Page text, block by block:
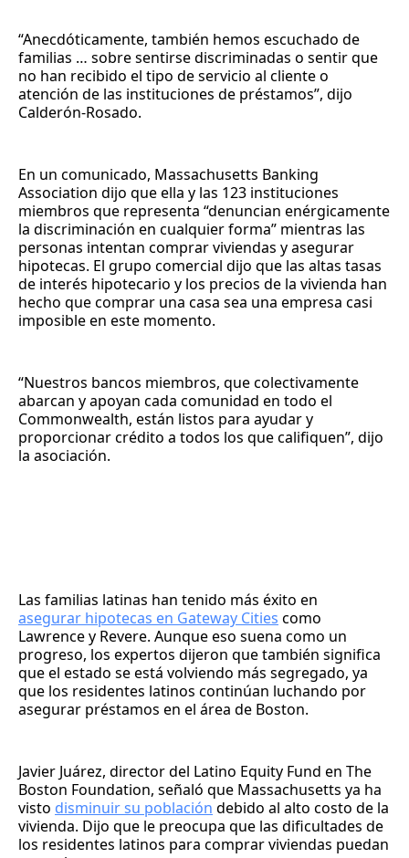
“Anecdóticamente, también hemos escuchado de
familias … sobre sentirse discriminadas o sentir que
no han recibido el tipo de servicio al cliente o
atención de las instituciones de préstamos”, dijo
Calderón-Rosado.
En un comunicado, Massachusetts Banking
Association dijo que ella y las 123 instituciones
miembros que representa “denuncian enérgicamente
la discriminación en cualquier forma” mientras las
personas intentan comprar viviendas y asegurar
hipotecas. El grupo comercial dijo que las altas tasas
de interés hipotecario y los precios de la vivienda han
hecho que comprar una casa sea una empresa casi
imposible en este momento.
“Nuestros bancos miembros, que colectivamente
abarcan y apoyan cada comunidad en todo el
Commonwealth, están listos para ayudar y
proporcionar crédito a todos los que califiquen”, dijo
la asociación.
Las familias latinas han tenido más éxito en
asegurar hipotecas en Gateway Cities como
Lawrence y Revere. Aunque eso suena como un
progreso, los expertos dijeron que también significa
que el estado se está volviendo más segregado, ya
que los residentes latinos continúan luchando por
asegurar préstamos en el área de Boston.
Javier Juárez, director del Latino Equity Fund en The
Boston Foundation, señaló que Massachusetts ya ha
visto disminuir su población debido al alto costo de la
vivienda. Dijo que le preocupa que las dificultades de
los residentes latinos para comprar viviendas puedan